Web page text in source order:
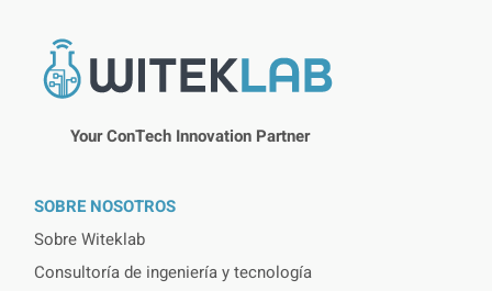
Your ConTech Innovation Partner
SOBRE NOSOTROS
Sobre Witeklab
Consultoría de ingeniería y tecnología